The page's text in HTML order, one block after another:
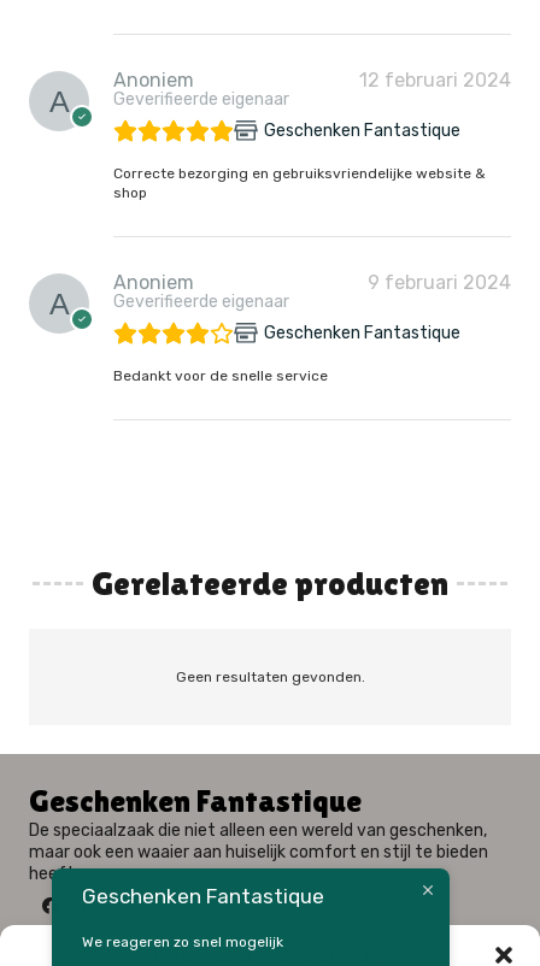
Beheer cookie toestemming
Anoniem
Geverifieerde eigenaar
12 februari 2024
Geschenken Fantastique
Correcte bezorging en gebruiksvriendelijke website &
shop
Anoniem
Geverifieerde eigenaar
9 februari 2024
Geschenken Fantastique
Bedankt voor de snelle service
Gerelateerde producten
Geen resultaten gevonden.
Geschenken Fantastique
De speciaalzaak die niet alleen een wereld van geschenken,
maar ook een waaier aan huiselijk comfort en stijl te bieden
heeft.
Geschenken Fantastique
We reageren zo snel mogelijk